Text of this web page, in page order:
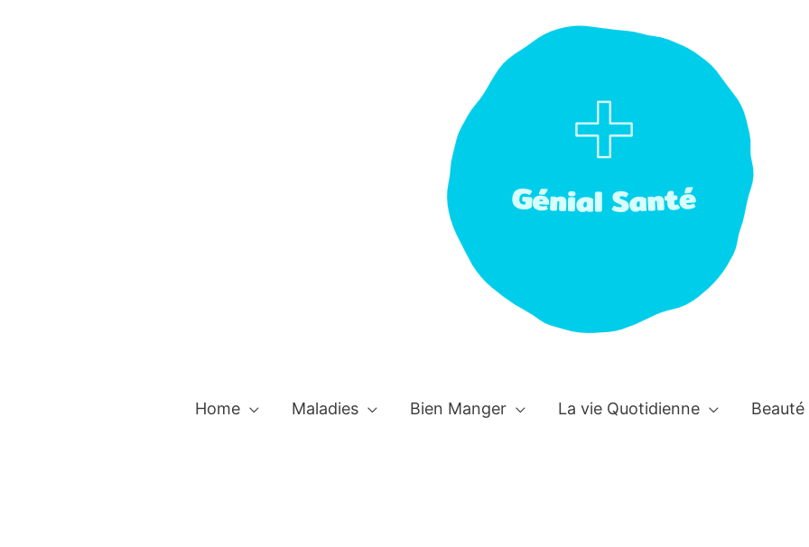
Home Maladies Bien Manger La vie Quotidienne Beauté